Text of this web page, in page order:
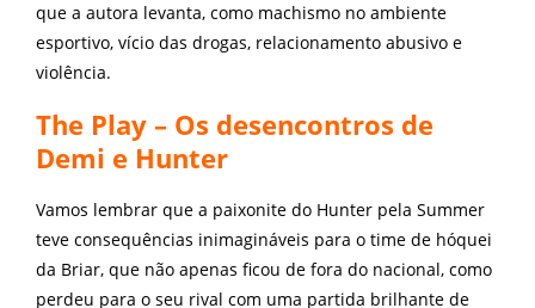
que a autora levanta, como machismo no ambiente
esportivo, vício das drogas, relacionamento abusivo e
violência.
The Play – Os desencontros de
Demi e Hunter
Vamos lembrar que a paixonite do Hunter pela Summer
teve consequências inimagináveis para o time de hóquei
da Briar, que não apenas ficou de fora do nacional, como
perdeu para o seu rival com uma partida brilhante de